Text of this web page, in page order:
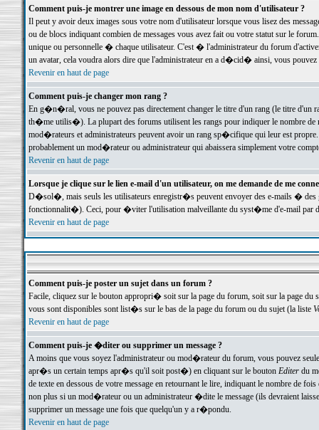
Comment puis-je montrer une image en dessous de mon nom d'utilisateur ?
Il peut y avoir deux images sous votre nom d'utilisateur lorsque vous lisez des
ou de blocs indiquant combien de messages vous avez fait ou votre statut sur le
unique ou personnelle � chaque utilisateur. C'est � l'administrateur du forum
un avatar, cela voudra alors dire que l'administrateur en a d�cid� ainsi, vous
Revenir en haut de page
Comment puis-je changer mon rang ?
En g�n�ral, vous ne pouvez pas directement changer le titre d'un rang (le titre d'un
th�me utilis�). La plupart des forums utilisent les rangs pour indiquer le nombre de
mod�rateurs et administrateurs peuvent avoir un rang sp�cifique qui leur est
probablement un mod�rateur ou administrateur qui abaissera simplement votre
Revenir en haut de page
Lorsque je clique sur le lien e-mail d'un utilisateur, on me demande de me
D�sol�, mais seuls les utilisateurs enregistr�s peuvent envoyer des e-mails �
fonctionnalit�). Ceci, pour �viter l'utilisation malveillante du syst�me d'e-mail par
Revenir en haut de page
Comment puis-je poster un sujet dans un forum ?
Facile, cliquez sur le bouton appropri� soit sur la page du forum, soit sur la page du
vous sont disponibles sont list�s sur le bas de la page du forum ou du sujet (la liste
Revenir en haut de page
Comment puis-je �diter ou supprimer un message ?
A moins que vous soyez l'administrateur ou mod�rateur du forum, vous pouvez
apr�s un certain temps apr�s qu'il soit post�) en cliquant sur le bouton Editerdu
de texte en dessous de votre message en retournant le lire, indiquant le nombre
non plus si un mod�rateur ou un administrateur �dite le message (ils devraient
supprimer un message une fois que quelqu'un y a r�pondu.
Revenir en haut de page